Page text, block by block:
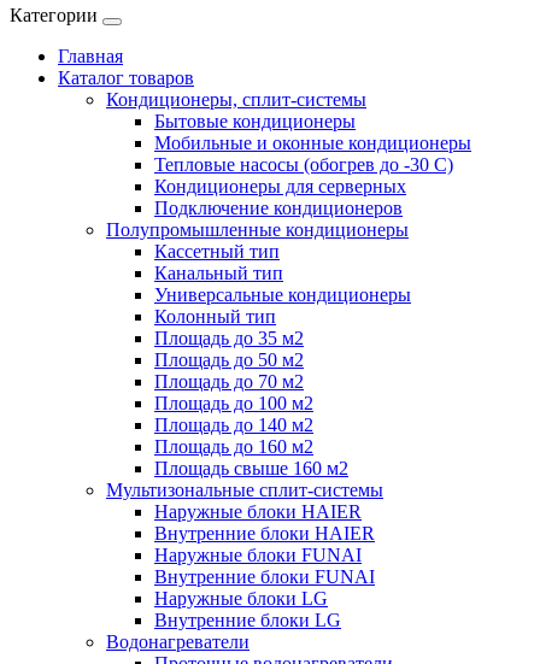
Категории
Главная
Каталог товаров
Кондиционеры, сплит-системы
Бытовые кондиционеры
Мобильные и оконные кондиционеры
Тепловые насосы (обогрев до -30 C)
Кондиционеры для серверных
Подключение кондиционеров
Полупромышленные кондиционеры
Кассетный тип
Канальный тип
Универсальные кондиционеры
Колонный тип
Площадь до 35 м2
Площадь до 50 м2
Площадь до 70 м2
Площадь до 100 м2
Площадь до 140 м2
Площадь до 160 м2
Площадь свыше 160 м2
Мультизональные сплит-системы
Наружные блоки HAIER
Внутренние блоки HAIER
Hаружные блоки FUNAI
Внутренние блоки FUNAI
Наружные блоки LG
Внутренние блоки LG
Водонагреватели